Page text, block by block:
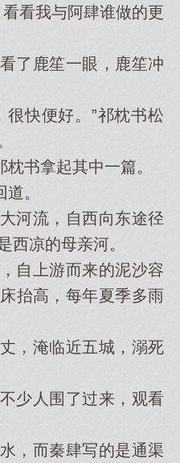
看我与阿肆谁做的更
鹿笙一眼，鹿笙冲
快便好。”祁枕书松
书拿起其中一篇。
。
流，自西向东途径
西凉的母亲河。
上游而来的泥沙容
抬高，每年夏季多雨
淹临近五城，溺死
人围了过来，观看
而秦肆写的是通渠